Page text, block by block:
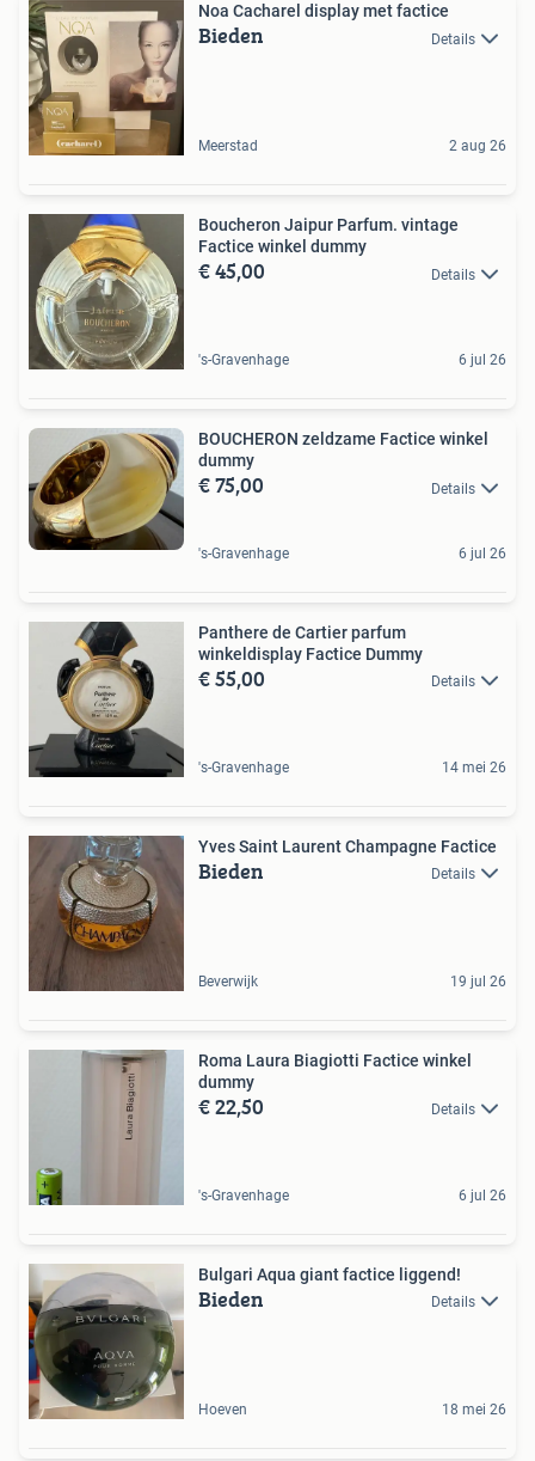
Noa Cacharel display met factice
Bieden Details
Meerstad 2 aug 26
Boucheron Jaipur Parfum. vintage
Factice winkel dummy
€ 45,00 Details
's-Gravenhage 6 jul 26
BOUCHERON zeldzame Factice winkel
dummy
€ 75,00 Details
's-Gravenhage 6 jul 26
Panthere de Cartier parfum
winkeldisplay Factice Dummy
€ 55,00 Details
's-Gravenhage 14 mei 26
Yves Saint Laurent Champagne Factice
Bieden Details
Beverwijk 19 jul 26
Roma Laura Biagiotti Factice winkel
dummy
€ 22,50 Details
's-Gravenhage 6 jul 26
Bulgari Aqua giant factice liggend!
Bieden Details
Hoeven 18 mei 26